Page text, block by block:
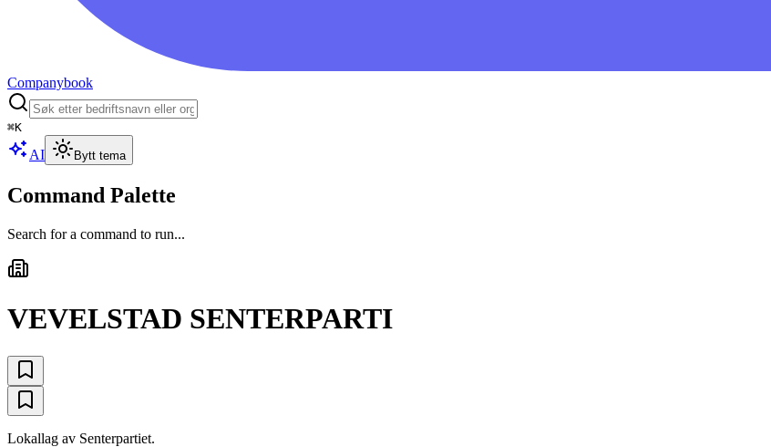
Companybook
⌘K
AI Bytt tema
Command Palette
Search for a command to run...
VEVELSTAD SENTERPARTI
Lokallag av Senterpartiet.